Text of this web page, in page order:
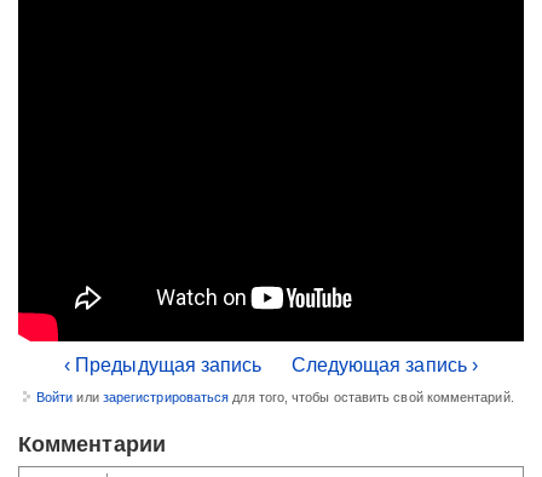
‹ Предыдущая запись Следующая запись ›
Войти или зарегистрироваться для того, чтобы оставить свой комментарий.
Комментарии